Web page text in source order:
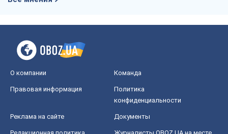
О компании Команда
Правовая информация
Политика
конфиденциальности
Реклама на сайте Документы